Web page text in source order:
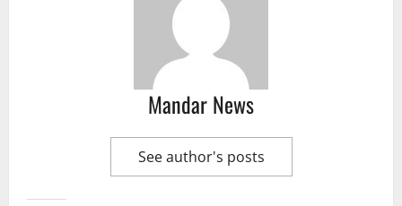
Mandar News
See author's posts